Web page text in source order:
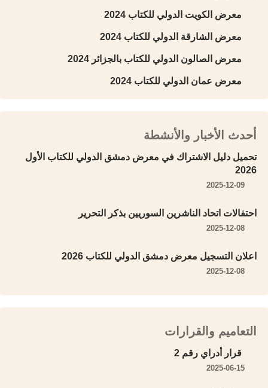
معرض الكويت الدولي للكتاب 2024
معرض الشارقة الدولي للكتاب 2024
معرض الصالون الدولي للكتاب بالجزائر 2024
معرض عمان الدولي للكتاب 2024
أحدث الأخبار والأنشطة
تحميل دليل الاشتراك في معرض دمشق الدولي للكتاب الأول
2026
2025-12-09
احتفالات اتحاد الناشرين السوريين بذكر التحرير
2025-12-08
اعلان التسجيل معرض دمشق الدولي للكتاب 2026
2025-12-08
التعاميم والقرارات
قرار أدراي رقم 2
2025-06-15